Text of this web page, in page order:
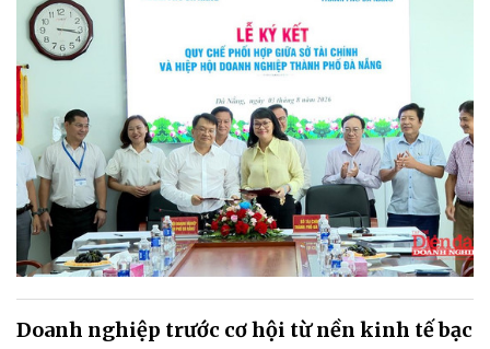
Doanh nghiệp trước cơ hội từ nền kinh tế bạc